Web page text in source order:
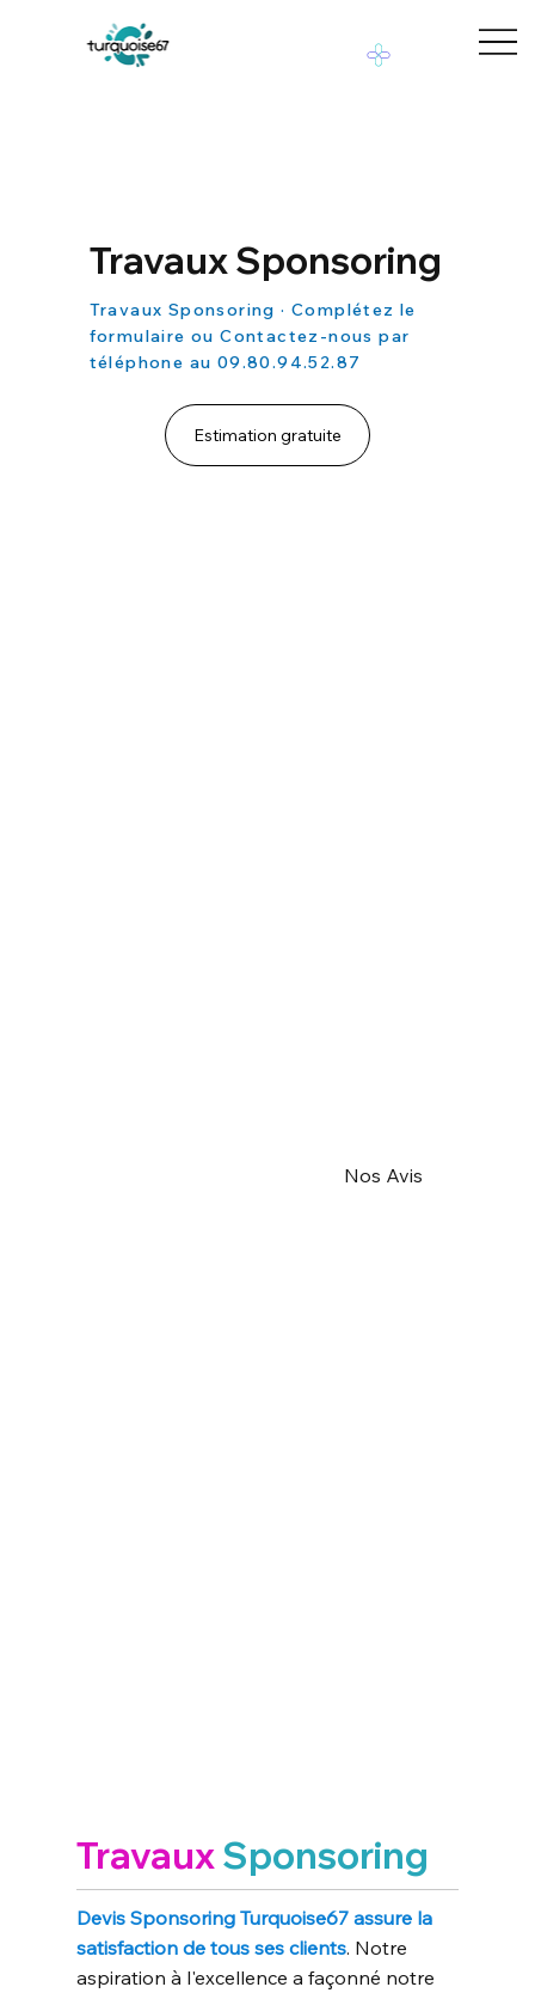
Travaux Sponsoring
Travaux Sponsoring · Complétez le
formulaire ou Contactez-nous par
téléphone au 09.80.94.52.87
Estimation gratuite
Nos Avis
TravauxSponsoring
Devis Sponsoring Turquoise67 assure la
satisfaction de tous ses clients. Notre
aspiration à l'excellence a façonné notre